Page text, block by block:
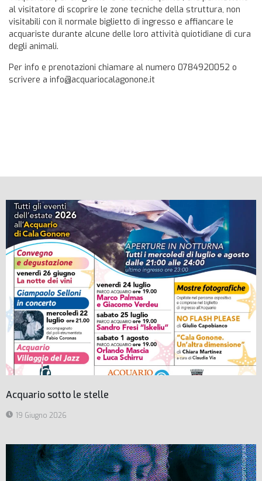
al visitatore di scoprire le zone tecniche della struttura, non
visitabili con il normale biglietto di ingresso e affiancare le
acquariste durante alcune delle loro attività quiotidiane di cura
degli animali.
Per info e prenotazioni chiamare al numero 0784920052 o
scrivere a info@acquariocalagonone.it
Acquario sotto le stelle
19 Giugno 2026